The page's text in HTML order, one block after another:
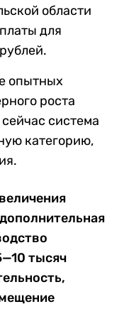
области
для
опытных
роста
система
категорию,
тысяч